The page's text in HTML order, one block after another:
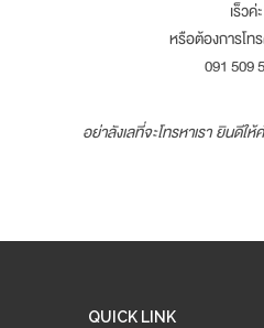
เร็วค่ะ
หรือต้องการโท
091 509
อย่าลังเลที่จะโทรหาเรา ยินดีใ
QUICK LINK